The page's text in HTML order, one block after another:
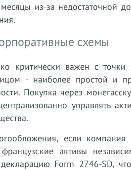
из-за недостаточной
схемы
критически важен с точки
- наиболее простой и
Покупка через
управлять
если
активы
Form 2746-SD,